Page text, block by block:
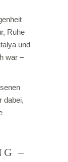
Ruhe
und
war –
dabei,
–